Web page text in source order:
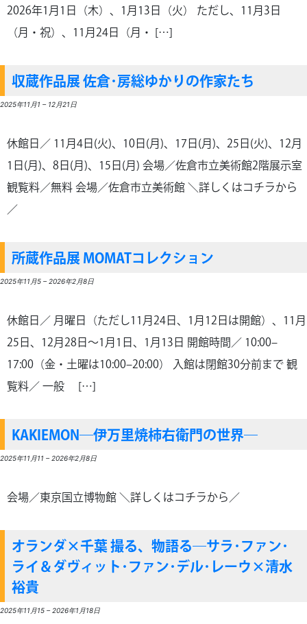
2026年1月1日（木）、1月13日（火） ただし、11月3日
（月・祝）、11月24日（月・ […]
収蔵作品展 佐倉･房総ゆかりの作家たち
2025年11月1 – 12月21日
休館日／ 11月4日(火)、10日(月)、17日(月)、25日(火)、12月
1日(月)、8日(月)、15日(月) 会場／佐倉市立美術館2階展示室
観覧料／無料 会場／佐倉市立美術館 ＼詳しくはコチラから
／
所蔵作品展 MOMATコレクション
2025年11月5 – 2026年2月8日
休館日／ 月曜日（ただし11月24日、1月12日は開館）、11月
25日、12月28日～1月1日、1月13日 開館時間／ 10:00–
17:00（金・土曜は10:00–20:00） 入館は閉館30分前まで 観
覧料／ 一般 […]
KAKIEMON―伊万里焼柿右衛門の世界―
2025年11月11 – 2026年2月8日
会場／東京国立博物館 ＼詳しくはコチラから／
オランダ×千葉 撮る、物語る―サラ･ファン･
ライ＆ダヴィット･ファン･デル･レーウ×清水
裕貴
2025年11月15 – 2026年1月18日